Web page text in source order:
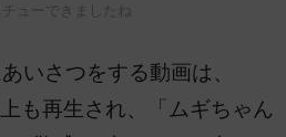
チューできましたね
いさつをする動画は、
も再生され、「ムギちゃん